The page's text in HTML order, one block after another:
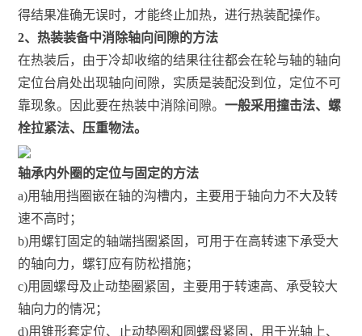
得结果准确无误时，才能终止加热，进行热装配操作。
2、热装装备中消除轴向间隙的方法
在热装后，由于冷却收缩的结果往往都会在轮与轴的轴向
定位台肩处出现轴向间隙，实质是装配没到位，定位不可
靠现象。因此要在热装中消除间隙。一般采用撞击法、螺
栓拉紧法、压重物法。
轴承内外圈的定位与固定的方法
a)用轴用挡圈嵌在轴的沟槽内，主要用于轴向力不大及转
速不高时；
b)用螺钉固定的轴端挡圈紧固，可用于在高转速下承受大
的轴向力，螺钉应有防松措施；
c)用圆螺母及止动垫圈紧固，主要用于转速高、承受较大
轴向力的情况；
d)用锥形套定位、止动垫圈和圆螺母紧固，用于光轴上、